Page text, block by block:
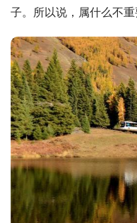
子。所以说，属什么不重